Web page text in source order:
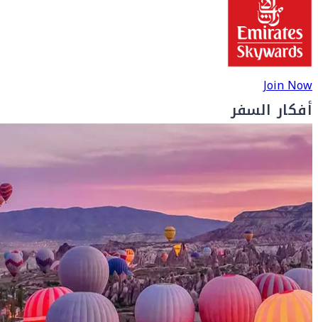
Join Now
أفكار السفر